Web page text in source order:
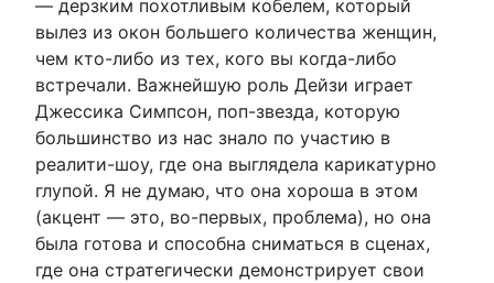
— дерзким похотливым кобелем, который
вылез из окон большего количества женщин,
чем кто-либо из тех, кого вы когда-либо
встречали. Важнейшую роль Дейзи играет
Джессика Симпсон, поп-звезда, которую
большинство из нас знало по участию в
реалити-шоу, где она выглядела карикатурно
глупой. Я не думаю, что она хороша в этом
(акцент — это, во-первых, проблема), но она
была готова и способна сниматься в сценах,
где она стратегически демонстрирует свои